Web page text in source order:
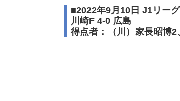
■2022年9月10日 J1リー
川崎F 4-0 広島
得点者：（川）家長昭博